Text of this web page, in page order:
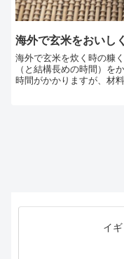
海外で玄米をおいし
海外で玄米を炊く時の糠
（と結構長めの時間）を
時間がかかりますが、材
ひ試してみてください。
イ